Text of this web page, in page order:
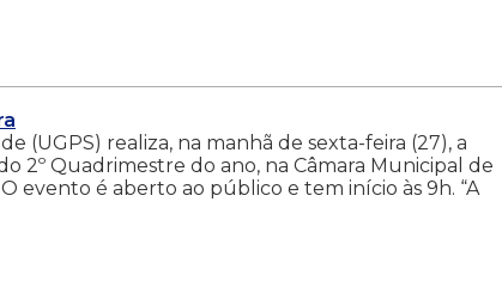
(UGPS) realiza, na manhã de sexta-feira (27), a
2º Quadrimestre do ano, na Câmara Municipal de
evento é aberto ao público e tem início às 9h. “A